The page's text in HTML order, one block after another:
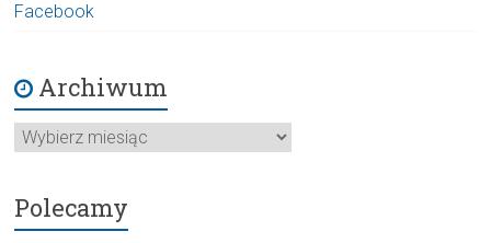
Facebook
Archiwum
Archiwum
Polecamy